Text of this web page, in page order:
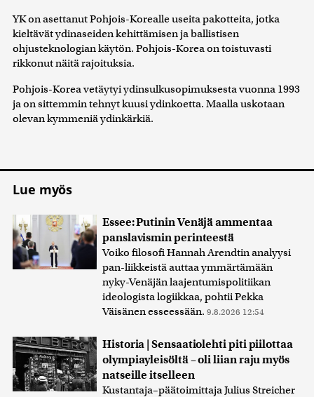
YK on asettanut Pohjois-Korealle useita pakotteita, jotka
kieltävät ydinaseiden kehittämisen ja ballistisen
ohjusteknologian käytön. Pohjois-Korea on toistuvasti
rikkonut näitä rajoituksia.
Pohjois-Korea vetäytyi ydinsulkusopimuksesta vuonna 1993
ja on sittemmin tehnyt kuusi ydinkoetta. Maalla uskotaan
olevan kymmeniä ydinkärkiä.
Lue myös
Essee: Putinin Venäjä ammentaa
panslavismin perinteestä
Voiko filosofi Hannah Arendtin analyysi
pan-liikkeistä auttaa ymmärtämään
nyky-Venäjän laajentumispolitiikan
ideologista logiikkaa, pohtii Pekka
Väisänen esseessään. 9.8.2026 12:54
Historia | Sensaatiolehti piti piilottaa
olympiayleisöltä – oli liian raju myös
natseille itselleen
Kustantaja–päätoimittaja Julius Streicher